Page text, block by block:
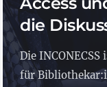
die
Die
für